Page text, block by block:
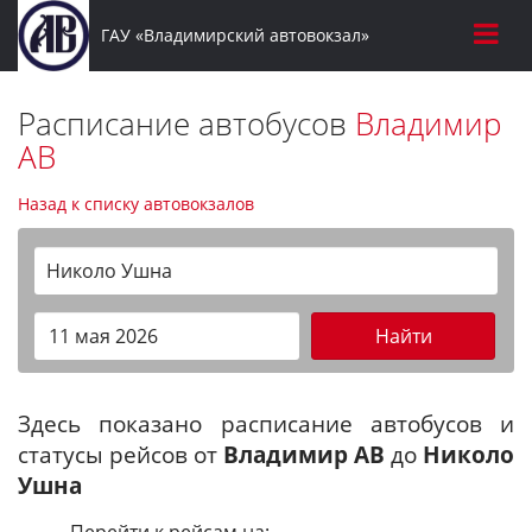
ГАУ «Владимирский автовокзал»
Расписание автобусов Владимир
АВ
Назад к списку автовокзалов
Николо Ушна
Найти
Здесь показано расписание автобусов и
статусы рейсов от Владимир АВ до Николо
Ушна